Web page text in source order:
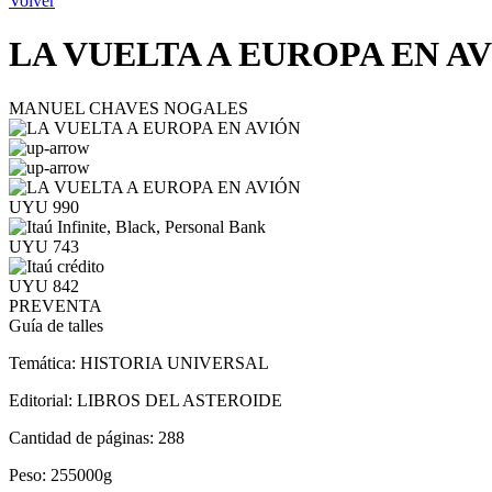
LA VUELTA A EUROPA EN
MANUEL CHAVES NOGALES
UYU 990
UYU 743
UYU 842
PREVENTA
Guía de talles
Temática: HISTORIA UNIVERSAL
Editorial: LIBROS DEL ASTEROIDE
Cantidad de páginas: 288
Peso: 255000g